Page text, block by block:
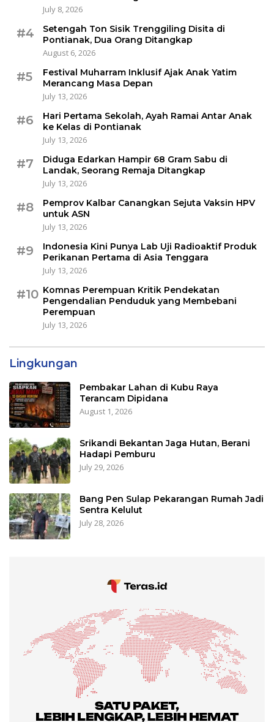
July 8, 2026
#4
Setengah Ton Sisik Trenggiling Disita di
Pontianak, Dua Orang Ditangkap
August 6, 2026
#5
Festival Muharram Inklusif Ajak Anak Yatim
Merancang Masa Depan
July 13, 2026
#6
Hari Pertama Sekolah, Ayah Ramai Antar Anak
ke Kelas di Pontianak
July 13, 2026
#7
Diduga Edarkan Hampir 68 Gram Sabu di
Landak, Seorang Remaja Ditangkap
July 13, 2026
#8
Pemprov Kalbar Canangkan Sejuta Vaksin HPV
untuk ASN
July 13, 2026
#9
Indonesia Kini Punya Lab Uji Radioaktif Produk
Perikanan Pertama di Asia Tenggara
July 13, 2026
#10 Komnas Perempuan Kritik Pendekatan
Pengendalian Penduduk yang Membebani
Perempuan
July 13, 2026
Lingkungan
Pembakar Lahan di Kubu Raya
Terancam Dipidana
August 1, 2026
Srikandi Bekantan Jaga Hutan, Berani
Hadapi Pemburu
July 29, 2026
Bang Pen Sulap Pekarangan Rumah Jadi
Sentra Kelulut
July 28, 2026